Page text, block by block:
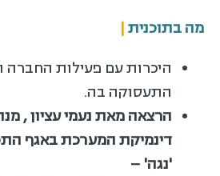
מה בתוכנית|
היכרות עם פעילות החברה
התעסוקה בה.
הרצאה מאת נעמי עציון ,
דינמיקת המערכת באגף
'נגה' –